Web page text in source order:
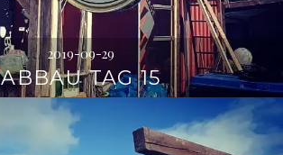
2019-09-29
ABBAU TAG 15